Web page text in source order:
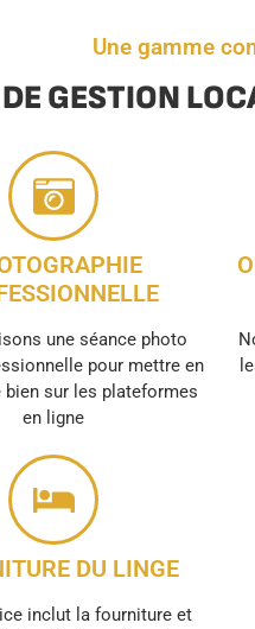
Une gamme
GESTION
une séance photo
pour mettre en
bien sur les plateformes
en ligne
DU LINGE
inclut la fourniture et